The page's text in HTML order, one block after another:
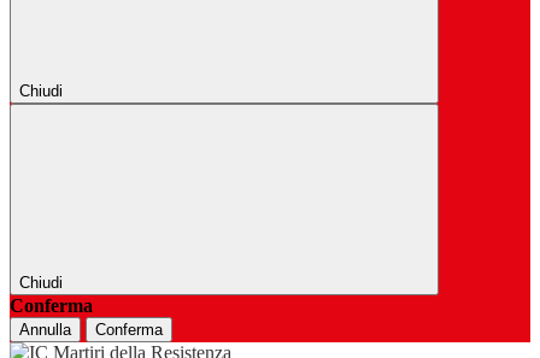
Chiudi
Chiudi
Conferma
Annulla Conferma